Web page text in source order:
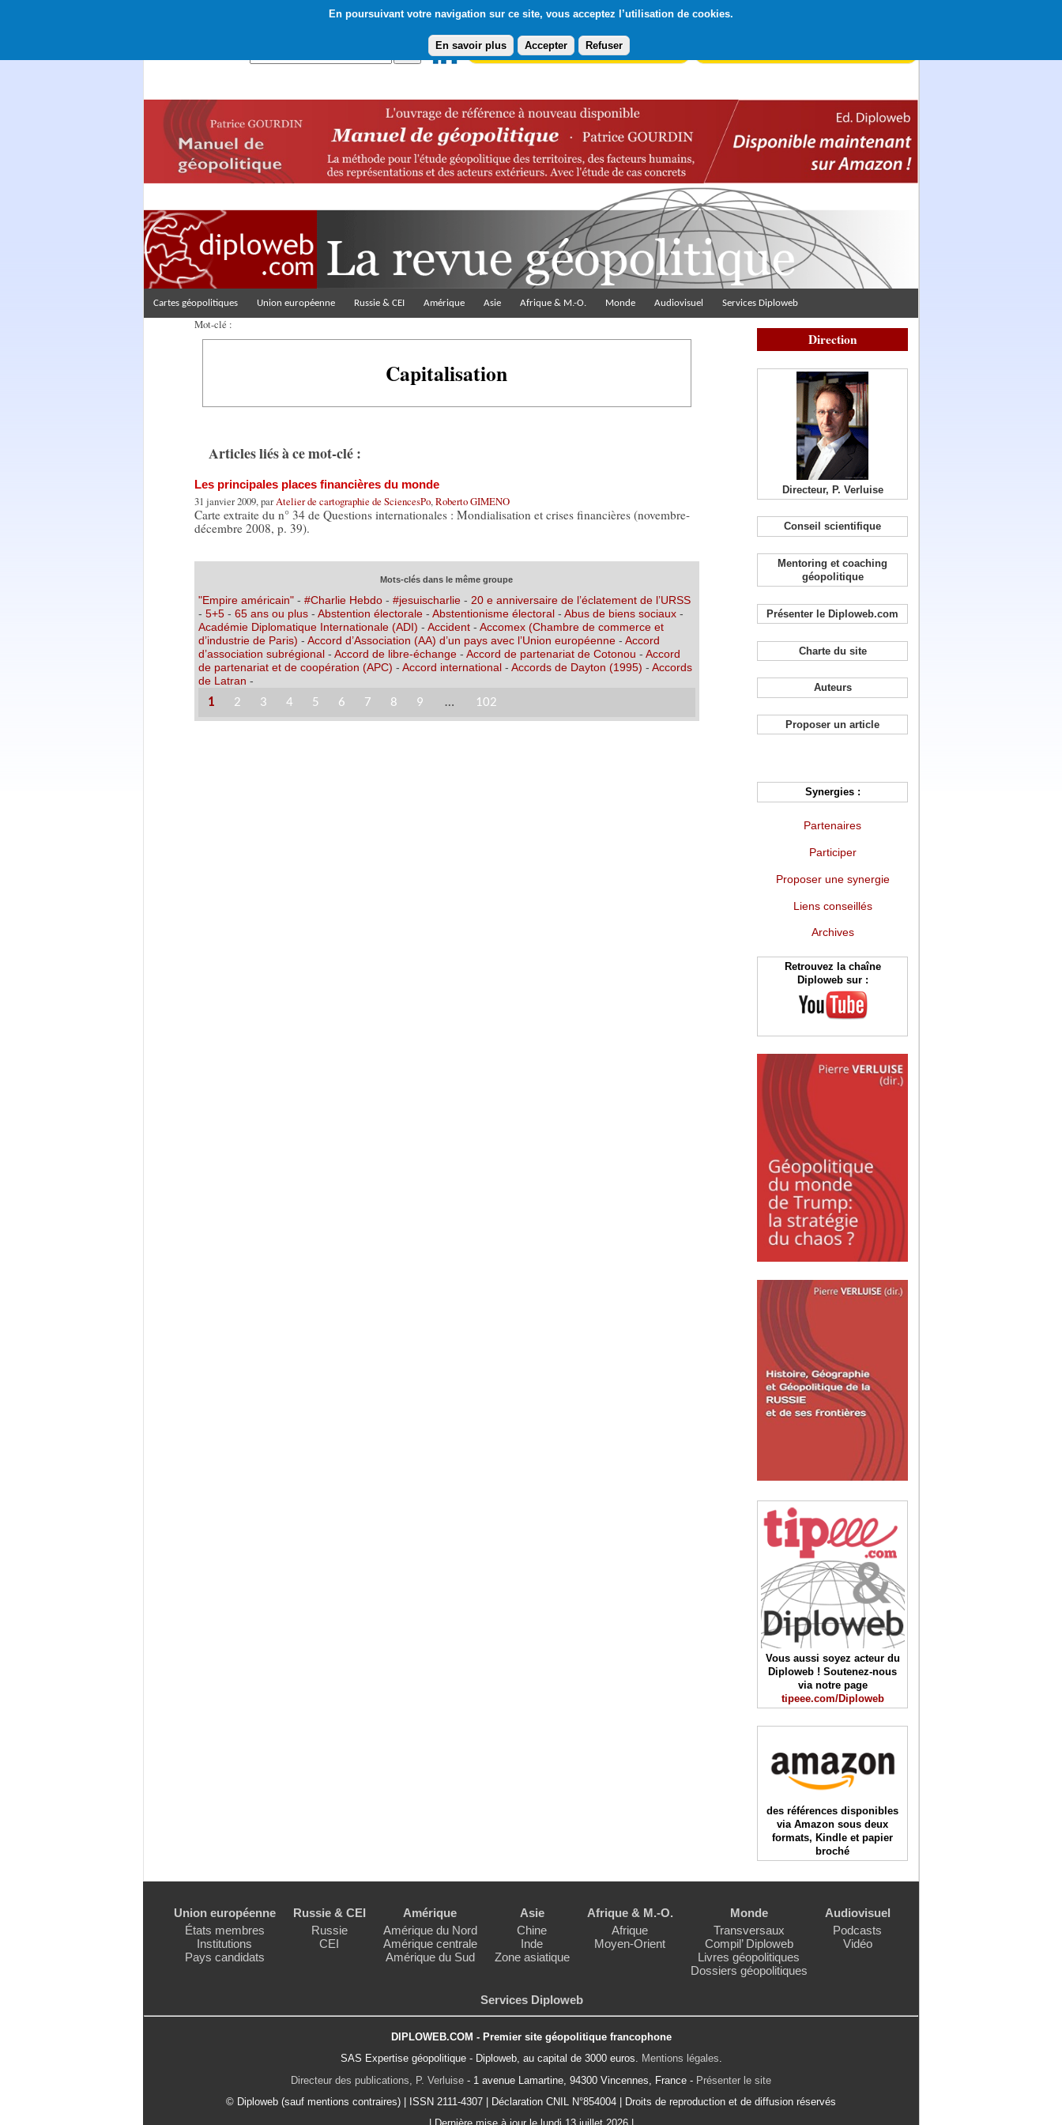
En poursuivant votre navigation sur ce site, vous acceptez l’utilisation de cookies.
En savoir plus Accepter Refuser
Abonnement gratuit à la Lettre du Diploweb
Cartes géopolitiques Union européenne Russie & CEI Amérique Asie Afrique & M.-O. Monde Audiovisuel Services Diploweb
Mot-clé :
Capitalisation
Articles liés à ce mot-clé :
Les principales places financières du monde
31 janvier 2009, parAtelier de cartographie de SciencesPo,Roberto GIMENO
Carte extraite du n° 34 de Questions internationales : Mondialisation et crises financières (novembre-
décembre 2008, p. 39).
Mots-clés dans le même groupe
"Empire américain"- #Charlie Hebdo- #jesuischarlie- 20 e anniversaire de l’éclatement de l’URSS
- 5+5- 65 ans ou plus- Abstention électorale- Abstentionisme électoral- Abus de biens sociaux-
Académie Diplomatique Internationale (ADI) - Accident- Accomex (Chambre de commerce et
d’industrie de Paris) - Accord d’Association (AA) d’un pays avec l’Union européenne- Accord
d’association subrégional- Accord de libre-échange- Accord de partenariat de Cotonou - Accord
de partenariat et de coopération (APC) - Accord international- Accords de Dayton (1995) - Accords
de Latran -
1 2 3 4 5 6 7 8 9 … 102
Direction
Directeur, P. Verluise
Conseil scientifique
Mentoring et coaching
géopolitique
Présenter le Diploweb.com
Charte du site
Auteurs
Proposer un article
Synergies :
Partenaires
Participer
Proposer une synergie
Liens conseillés
Archives
Retrouvez la chaîne
Diploweb sur :
Vous aussi soyez acteur du
Diploweb ! Soutenez-nous
via notre page
tipeee.com/Diploweb
des références disponibles
via Amazon sous deux
formats, Kindle et papier
broché
Union européenne
États membres
Institutions
Pays candidats
Russie & CEI
Russie
CEI
Amérique
Amérique du Nord
Amérique centrale
Amérique du Sud
Asie
Chine
Inde
Zone asiatique
Afrique & M.-O.
Afrique
Moyen-Orient
Monde
Transversaux
Compil’ Diploweb
Livres géopolitiques
Dossiers géopolitiques
Audiovisuel
Podcasts
Vidéo
Services Diploweb
DIPLOWEB.COM - Premier site géopolitique francophone
SAS Expertise géopolitique - Diploweb, au capital de 3000 euros. Mentions légales.
Directeur des publications, P. Verluise - 1 avenue Lamartine, 94300 Vincennes, France - Présenter le site
© Diploweb (sauf mentions contraires) | ISSN 2111-4307 | Déclaration CNIL N°854004 | Droits de reproduction et de diffusion réservés